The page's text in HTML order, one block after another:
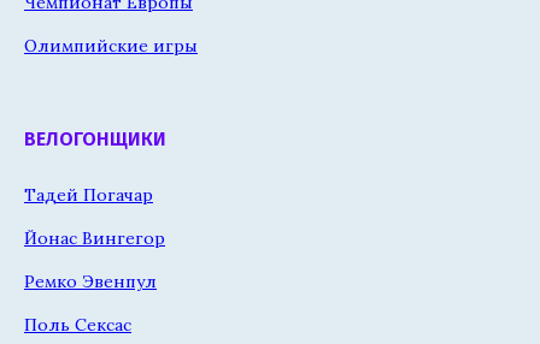
Олимпийские игры
ВЕЛОГОНЩИКИ
Тадей Погачар
Йонас Вингегор
Ремко Эвенпул
Поль Сексас